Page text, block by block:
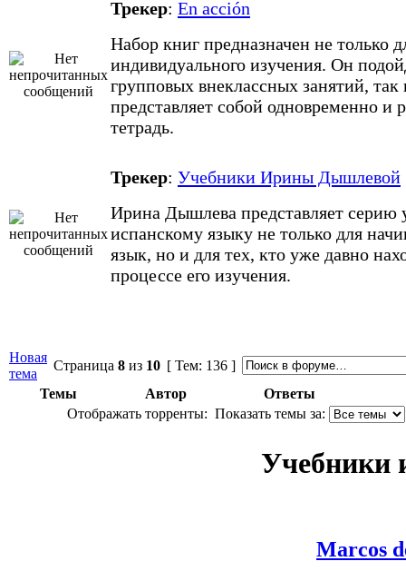
Трекер: Еn acción
Набор книг предназначен не только
индивидуального изучения. Он
групповых внеклассных занятий, так
представляет собой одновременно и
тетрадь.
Трекер: Учебники Ирины Дышлевой
Ирина Дышлева представляет серию
испанскому языку не только для
язык, но и для тех, кто уже давно
процессе его изучения.
Новая
тема
Страница 8 из 10 [ Тем: 136 ]
Темы
Автор
Ответы
Отображать торренты: Показать темы за:
Учебники
Marcos